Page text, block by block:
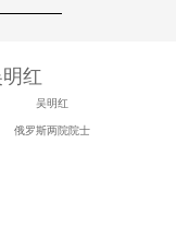
吴明红
俄罗斯两院院士